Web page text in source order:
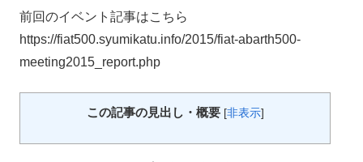
前回のイベント記事はこちら
https://fiat500.syumikatu.info/2015/fiat-abarth500-
meeting2015_report.php
この記事の見出し・概要 [非表示]